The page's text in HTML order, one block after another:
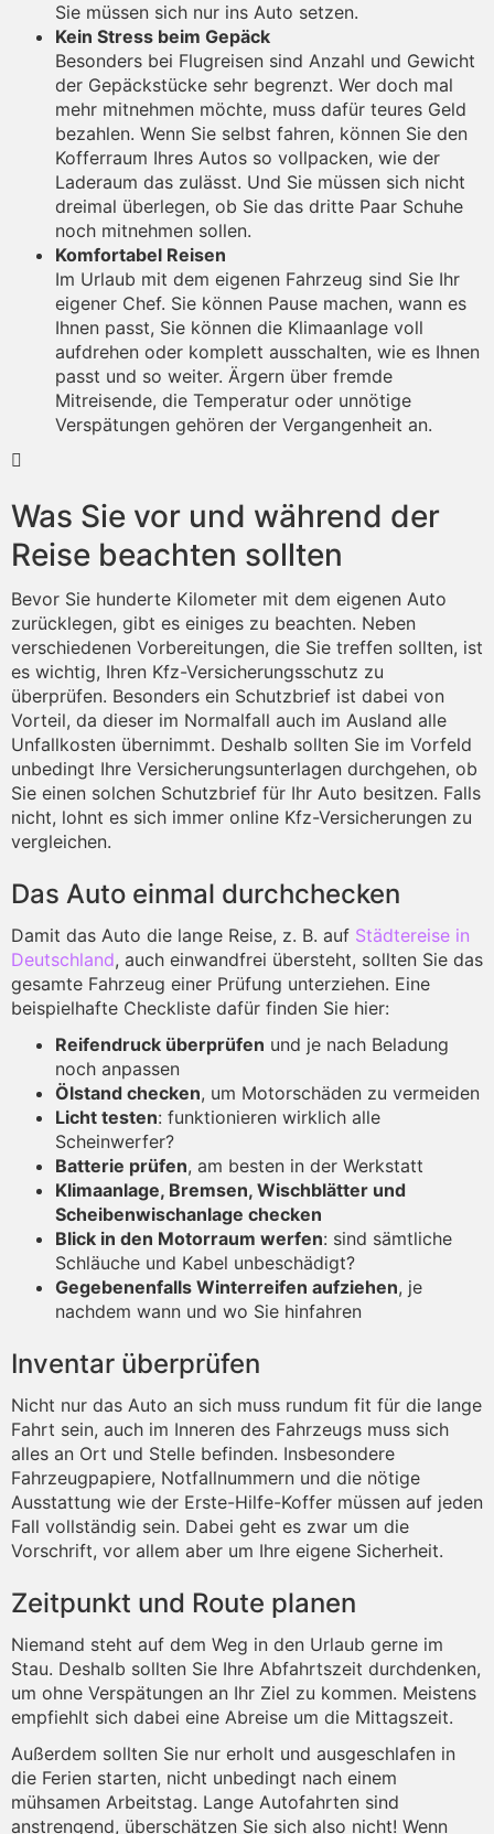
Sie müssen sich nur ins Auto setzen.
Kein Stress beim Gepäck
Besonders bei Flugreisen sind Anzahl und Gewicht
der Gepäckstücke sehr begrenzt. Wer doch mal
mehr mitnehmen möchte, muss dafür teures Geld
bezahlen. Wenn Sie selbst fahren, können Sie den
Kofferraum Ihres Autos so vollpacken, wie der
Laderaum das zulässt. Und Sie müssen sich nicht
dreimal überlegen, ob Sie das dritte Paar Schuhe
noch mitnehmen sollen.
Komfortabel Reisen
Im Urlaub mit dem eigenen Fahrzeug sind Sie Ihr
eigener Chef. Sie können Pause machen, wann es
Ihnen passt, Sie können die Klimaanlage voll
aufdrehen oder komplett ausschalten, wie es Ihnen
passt und so weiter. Ärgern über fremde
Mitreisende, die Temperatur oder unnötige
Verspätungen gehören der Vergangenheit an.
Was Sie vor und während der
Reise beachten sollten
Bevor Sie hunderte Kilometer mit dem eigenen Auto
zurücklegen, gibt es einiges zu beachten. Neben
verschiedenen Vorbereitungen, die Sie treffen sollten, ist
es wichtig, Ihren Kfz-Versicherungsschutz zu
überprüfen. Besonders ein Schutzbrief ist dabei von
Vorteil, da dieser im Normalfall auch im Ausland alle
Unfallkosten übernimmt. Deshalb sollten Sie im Vorfeld
unbedingt Ihre Versicherungsunterlagen durchgehen, ob
Sie einen solchen Schutzbrief für Ihr Auto besitzen. Falls
nicht, lohnt es sich immer online Kfz-Versicherungen zu
vergleichen.
Das Auto einmal durchchecken
Damit das Auto die lange Reise, z. B. auf Städtereise in
Deutschland, auch einwandfrei übersteht, sollten Sie das
gesamte Fahrzeug einer Prüfung unterziehen. Eine
beispielhafte Checkliste dafür finden Sie hier:
Reifendruck überprüfen und je nach Beladung
noch anpassen
Ölstand checken, um Motorschäden zu vermeiden
Licht testen: funktionieren wirklich alle
Scheinwerfer?
Batterie prüfen, am besten in der Werkstatt
Klimaanlage, Bremsen, Wischblätter und
Scheibenwischanlage checken
Blick in den Motorraum werfen: sind sämtliche
Schläuche und Kabel unbeschädigt?
Gegebenenfalls Winterreifen aufziehen, je
nachdem wann und wo Sie hinfahren
Inventar überprüfen
Nicht nur das Auto an sich muss rundum fit für die lange
Fahrt sein, auch im Inneren des Fahrzeugs muss sich
alles an Ort und Stelle befinden. Insbesondere
Fahrzeugpapiere, Notfallnummern und die nötige
Ausstattung wie der Erste-Hilfe-Koffer müssen auf jeden
Fall vollständig sein. Dabei geht es zwar um die
Vorschrift, vor allem aber um Ihre eigene Sicherheit.
Zeitpunkt und Route planen
Niemand steht auf dem Weg in den Urlaub gerne im
Stau. Deshalb sollten Sie Ihre Abfahrtszeit durchdenken,
um ohne Verspätungen an Ihr Ziel zu kommen. Meistens
empfiehlt sich dabei eine Abreise um die Mittagszeit.
Außerdem sollten Sie nur erholt und ausgeschlafen in
die Ferien starten, nicht unbedingt nach einem
mühsamen Arbeitstag. Lange Autofahrten sind
anstrengend, überschätzen Sie sich also nicht! Wenn